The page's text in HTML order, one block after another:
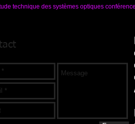
technique des systèmes optiques conférence